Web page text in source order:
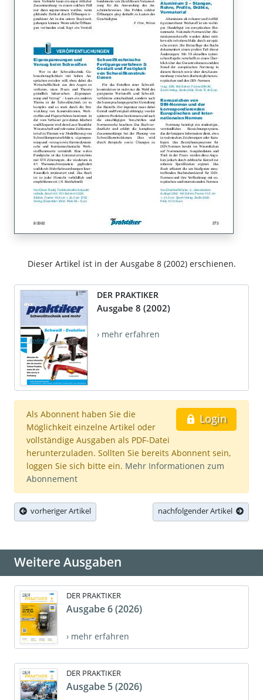
Dieser Artikel ist in der Ausgabe 8 (2002) erschienen.
DER PRAKTIKER
Ausgabe 8 (2002)
› mehr erfahren
Login
Als Abonnent haben Sie die
Möglichkeit einzelne Artikel oder
vollständige Ausgaben als PDF-Datei
herunterzuladen. Sollten Sie bereits Abonnent sein,
loggen Sie sich bitte ein. Mehr Informationen zum
Abonnement
vorheriger Artikel nachfolgender Artikel
Weitere Ausgaben
DER PRAKTIKER
Ausgabe 6 (2026)
› mehr erfahren
DER PRAKTIKER
Ausgabe 5 (2026)